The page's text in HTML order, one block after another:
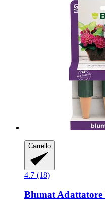
Carrello
4.7 (18)
Blumat Adattatore